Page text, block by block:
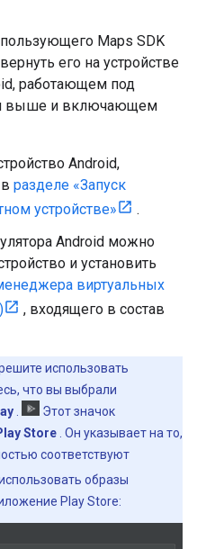
Maps SDK
его на устройстве
работающем под
выше и включающем
Android,
разделе «Запуск
устройстве»
.
Android можно
и установить
виртуальных
, входящего в состав
использовать
что вы выбрали
Этот значок
Store . Он указывает на то,
соответствуют
образы
Play Store: